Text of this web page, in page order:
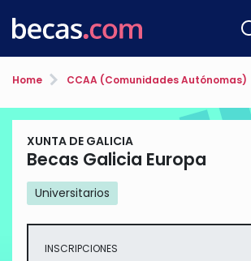
Home CCAA (Comunidades Autónomas)
XUNTA DE GALICIA
Becas Galicia Europa
Universitarios
INSCRIPCIONES